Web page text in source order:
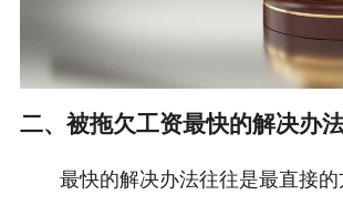
二、被拖欠工资最快的解决办
最快的解决办法往往是最直接